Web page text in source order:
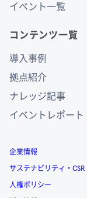
イベント一覧
コンテンツ一覧
導入事例
拠点紹介
ナレッジ記事
イベントレポート
企業情報
サステナビリティ・CSR
人権ポリシー